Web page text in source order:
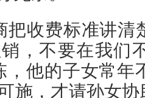
把收费标准讲清
，不要在我们
，他的子女常年
施，才请孙女